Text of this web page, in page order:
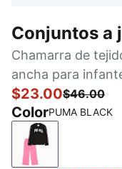
Conjuntos a
Chamarra de
ancha para
$23.00$46.00
ColorPUMA BLACK
PUMA BLACK